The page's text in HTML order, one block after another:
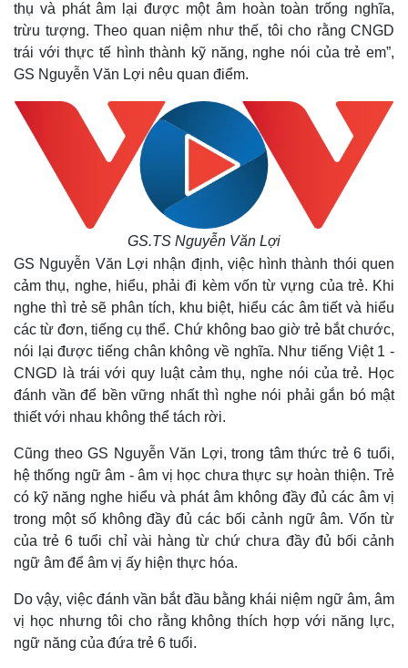
Quan sát
Cuộc sống đó đây
Hồ sơ
Video
Ảnh
E-Magazine
Infographic
thụ và phát âm lại được một âm hoàn toàn trống nghĩa,
trừu tượng. Theo quan niệm như thế, tôi cho rằng CNGD
trái với thực tế hình thành kỹ năng, nghe nói của trẻ em”,
GS Nguyễn Văn Lợi nêu quan điểm.
GS.TS Nguyễn Văn Lợi
GS Nguyễn Văn Lợi nhận định, việc hình thành thói quen
cảm thụ, nghe, hiểu, phải đi kèm vốn từ vựng của trẻ. Khi
nghe thì trẻ sẽ phân tích, khu biệt, hiểu các âm tiết và hiểu
các từ đơn, tiếng cụ thể. Chứ không bao giờ trẻ bắt chước,
nói lại được tiếng chân không về nghĩa. Như tiếng Việt 1 -
CNGD là trái với quy luật cảm thụ, nghe nói của trẻ. Học
đánh vần để bền vững nhất thì nghe nói phải gắn bó mật
thiết với nhau không thể tách rời.
Cũng theo GS Nguyễn Văn Lợi, trong tâm thức trẻ 6 tuổi,
hệ thống ngữ âm - âm vị học chưa thực sự hoàn thiện. Trẻ
có kỹ năng nghe hiểu và phát âm không đầy đủ các âm vị
trong một số không đầy đủ các bối cảnh ngữ âm. Vốn từ
của trẻ 6 tuổi chỉ vài hàng từ chứ chưa đầy đủ bối cảnh
ngữ âm để âm vị ấy hiện thực hóa.
Do vậy, việc đánh vần bắt đầu bằng khái niệm ngữ âm, âm
vị học nhưng tôi cho rằng không thích hợp với năng lực,
ngữ năng của đứa trẻ 6 tuổi.